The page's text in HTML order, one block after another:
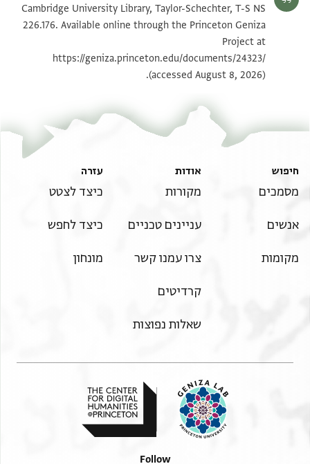
T-S NS 226.176 1v הגדל וסובב
תנאי היתר שימוש בתצלום
Cambridge University Library, Taylor-Schechter, T-S NS
226.176. Available online through the Princeton Geniza
Project at
https://geniza.princeton.edu/documents/24323/
(accessed August 8, 2026).
חיפוש
מסמכים
אנשים
מקומות
אודות
מקורות
עניינים טכניים
צרו עמנו קשר
קרדיטים
שאלות נפוצות
עזרה
כיצד לצטט
כיצד לחפש
מונחון
Follow